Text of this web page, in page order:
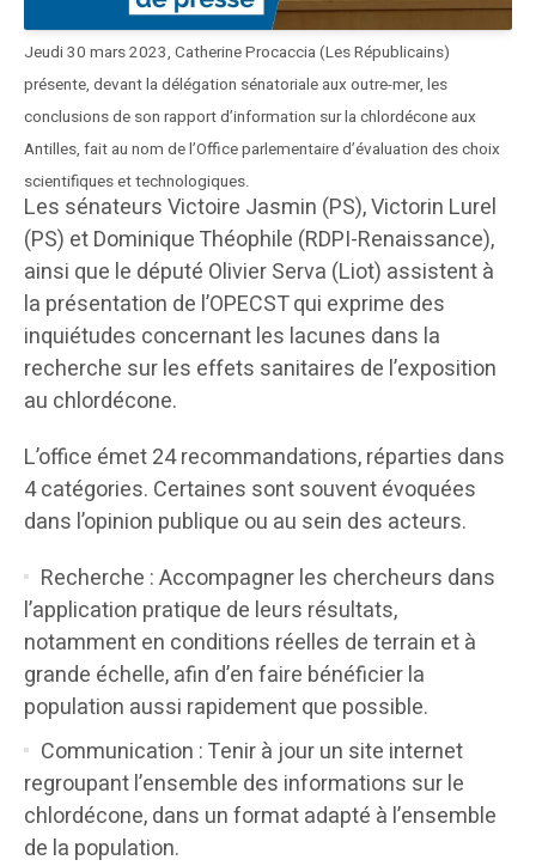
Jeudi 30 mars 2023, Catherine Procaccia (Les Républicains)
présente, devant la délégation sénatoriale aux outre-mer, les
conclusions de son rapport d’information sur la chlordécone aux
Antilles, fait au nom de l’Office parlementaire d’évaluation des choix
scientifiques et technologiques.
Les sénateurs Victoire Jasmin (PS), Victorin Lurel
(PS) et Dominique Théophile (RDPI-Renaissance),
ainsi que le député Olivier Serva (Liot) assistent à
la présentation de l’OPECST qui exprime des
inquiétudes concernant les lacunes dans la
recherche sur les effets sanitaires de l’exposition
au chlordécone.
L’office émet 24 recommandations, réparties dans
4 catégories. Certaines sont souvent évoquées
dans l’opinion publique ou au sein des acteurs.
Recherche : Accompagner les chercheurs dans
l’application pratique de leurs résultats,
notamment en conditions réelles de terrain et à
grande échelle, afin d’en faire bénéficier la
population aussi rapidement que possible.
Communication : Tenir à jour un site internet
regroupant l’ensemble des informations sur le
chlordécone, dans un format adapté à l’ensemble
de la population.